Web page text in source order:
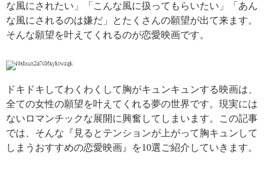
な風にされたい」「こんな風に扱ってもらいたい」「あん
な風にされるのは嫌だ」とたくさんの願望が出て来ます。
そんな願望を叶えてくれるのが恋愛映画です。
引用: https://www.hayatimdegisti.com/kalp-kirikligini-iyilestirmenin-yollari.html
ドキドキしてわくわくして胸がキュンキュンする映画は、
全ての女性の願望を叶えてくれる夢の世界です。現実には
ないロマンチックな展開に興奮してしまいます。この記事
では、そんな『見るとテンションが上がって胸キュンして
しまうおすすめの恋愛映画』を10選ご紹介していきます。